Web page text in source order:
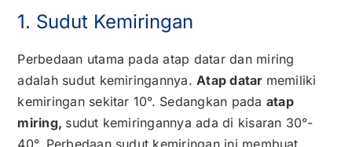
1. Sudut Kemiringan
Perbedaan utama pada atap datar dan miring
adalah sudut kemiringannya.Atap datar memiliki
kemiringan sekitar 10°. Sedangkan pada atap
miring, sudut kemiringannya ada di kisaran 30°-